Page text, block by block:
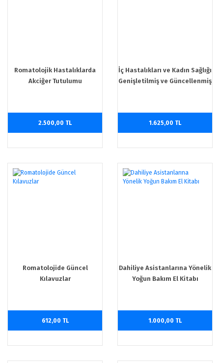
Romatolojik Hastalıklarda
Akciğer Tutulumu
2.500,00 TL
İç Hastalıkları ve Kadın Sağlığı
Genişletilmiş ve Güncellenmiş
1.625,00 TL
Romatolojide Güncel
Kılavuzlar
612,00 TL
Dahiliye Asistanlarına Yönelik
Yoğun Bakım El Kitabı
1.000,00 TL